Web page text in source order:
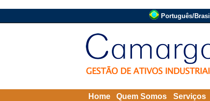
Português/Brasil
Home Quem Somos Serviços